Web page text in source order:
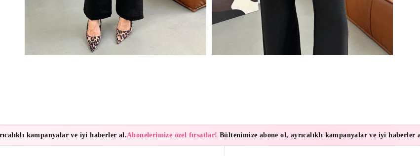
kampanyalar ve iyi haberler al.Abonelerimize özel fırsatlar!Bültenimize abone ol, ayrıcalıklı kampanyalar ve iyi haberler al.